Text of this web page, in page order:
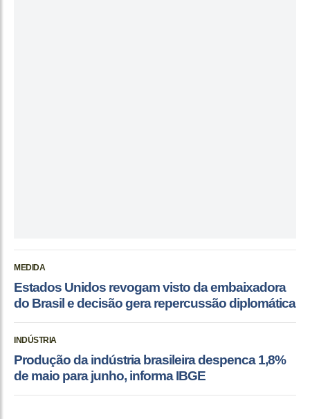
MEDIDA
Estados Unidos revogam visto da embaixadora
do Brasil e decisão gera repercussão diplomática
INDÚSTRIA
Produção da indústria brasileira despenca 1,8%
de maio para junho, informa IBGE